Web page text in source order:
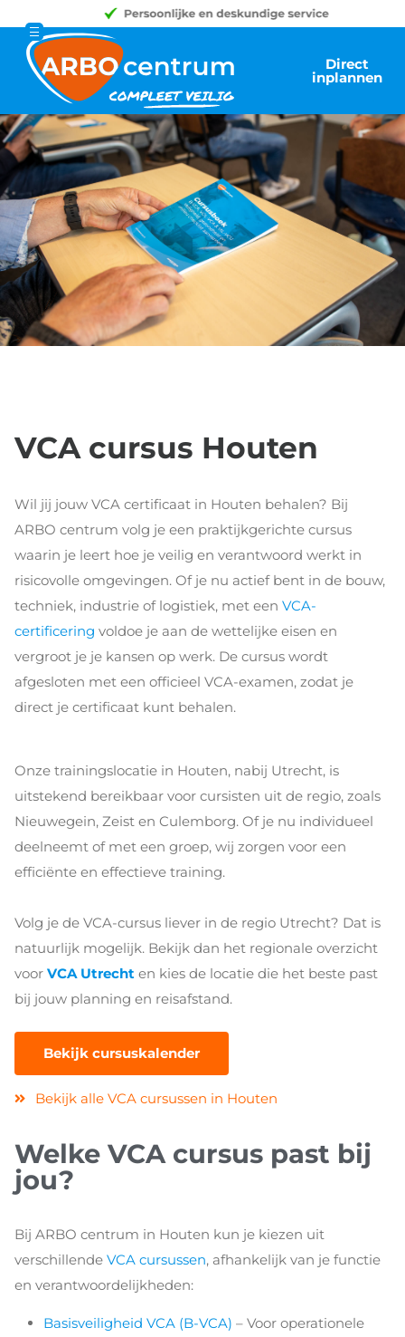
Direct
inplannen
VCA cursus Houten
Wil jij jouw VCA certificaat in Houten behalen? Bij
ARBO centrum volg je een praktijkgerichte cursus
waarin je leert hoe je veilig en verantwoord werkt in
risicovolle omgevingen. Of je nu actief bent in de bouw,
techniek, industrie of logistiek, met een VCA-
certificering voldoe je aan de wettelijke eisen en
vergroot je je kansen op werk. De cursus wordt
afgesloten met een officieel VCA-examen, zodat je
direct je certificaat kunt behalen.
Onze trainingslocatie in Houten, nabij Utrecht, is
uitstekend bereikbaar voor cursisten uit de regio, zoals
Nieuwegein, Zeist en Culemborg. Of je nu individueel
deelneemt of met een groep, wij zorgen voor een
efficiënte en effectieve training.
Volg je de VCA-cursus liever in de regio Utrecht? Dat is
natuurlijk mogelijk. Bekijk dan het regionale overzicht
voor VCA Utrecht en kies de locatie die het beste past
bij jouw planning en reisafstand.
Bekijk cursuskalender
Bekijk alle VCA cursussen in Houten
Welke VCA cursus past bij
jou?
Bij ARBO centrum in Houten kun je kiezen uit
verschillende VCA cursussen, afhankelijk van je functie
en verantwoordelijkheden:
Basisveiligheid VCA (B-VCA) – Voor operationele